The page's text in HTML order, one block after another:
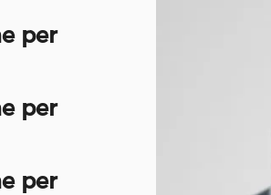
per
per
per